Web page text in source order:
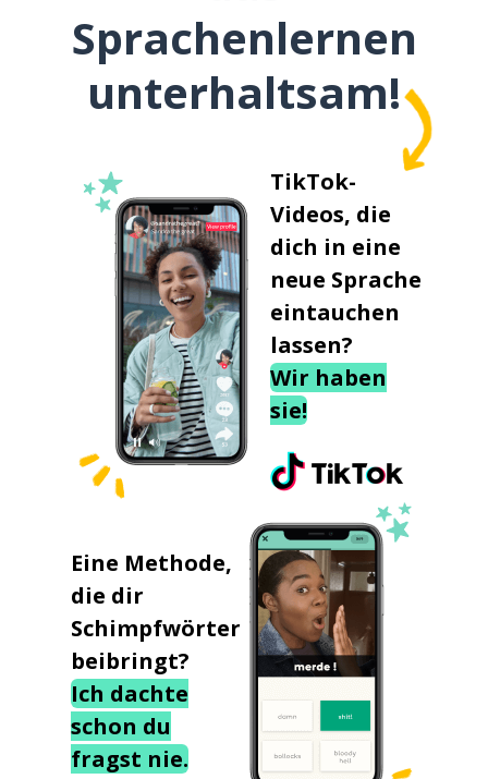
Sprachenlernen
unterhaltsam!
TikTok-
Videos, die
dich in eine
neue Sprache
eintauchen
lassen?
Wir haben
sie!
Eine Methode,
die dir
Schimpfwörter
beibringt?
Ich dachte
schon du
fragst nie.